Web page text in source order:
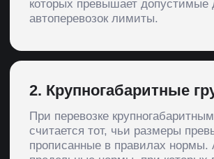
Требования к перевозке
негабарита